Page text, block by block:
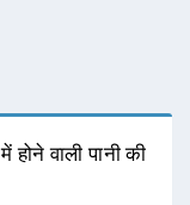
वाली पानी की